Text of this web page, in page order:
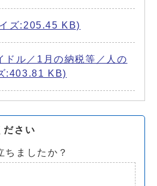
ズ:205.45 KB)
ドル／1月の納税等／人の
:403.81 KB)
ださい
ちましたか？